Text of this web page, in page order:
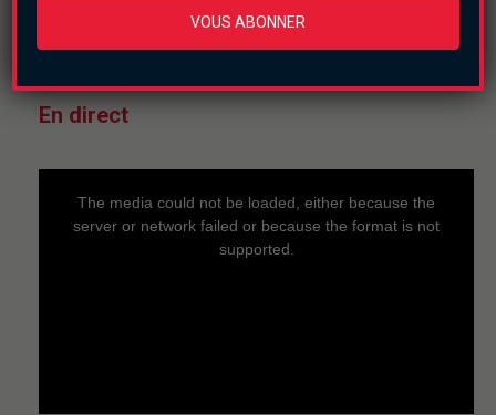
En direct
The media could not be loaded, either because the
server or network failed or because the format is not
supported.
VOUS ABONNER